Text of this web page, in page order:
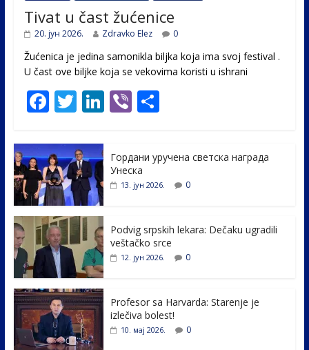
Tivat u čast žućenice
20. јун 2026. Zdravko Elez 0
Žućenica je jedina samonikla biljka koja ima svoj festival .
U čast ovе biljke koja se vekovima koristi u ishrani
F
e
b
o
o
k
T
itt
er
Li
e
dI
Vi S
e
Гордани уручена светска награда
Унеска
13. јун 2026. 0
Podvig srpskih lekara: Dečaku ugradili
veštačko srce
12. јун 2026. 0
Profesor sa Harvarda: Starenje je
izlečiva bolest!
10. мај 2026. 0